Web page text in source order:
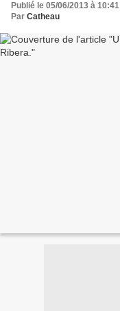
Publié le 05/06/2013 à 10:41
Par Catheau